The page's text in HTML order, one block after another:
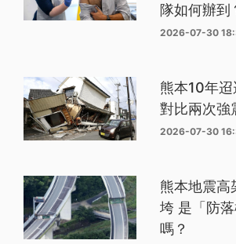
隊如何辦到
2026-07-30
熊本10年
對比兩次強
2026-07-30
熊本地震高
垮 是「防
嗎？